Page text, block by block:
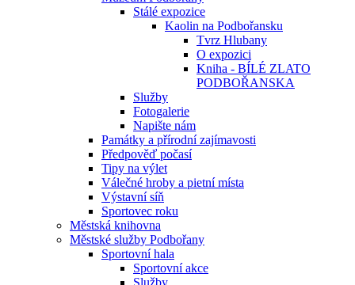
Stálé expozice
Kaolin na Podbořansku
Tvrz Hlubany
O expozici
Kniha - BÍLÉ ZLATO
PODBOŘANSKA
Služby
Fotogalerie
Napište nám
Památky a přírodní zajímavosti
Předpověď počasí
Tipy na výlet
Válečné hroby a pietní místa
Výstavní síň
Sportovec roku
Městská knihovna
Městské služby Podbořany
Sportovní hala
Sportovní akce
Služby